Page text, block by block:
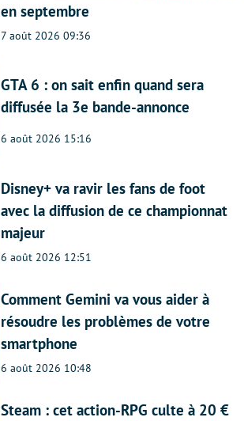
en septembre
7 août 2026 09:36
GTA 6 : on sait enfin quand sera
diffusée la 3e bande-annonce
6 août 2026 15:16
Disney+ va ravir les fans de foot
avec la diffusion de ce championnat
majeur
6 août 2026 12:51
Comment Gemini va vous aider à
résoudre les problèmes de votre
smartphone
6 août 2026 10:48
Steam : cet action-RPG culte à 20 €